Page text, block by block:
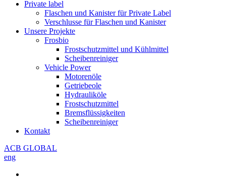
Private label
Flaschen und Kanister für Private Label
Verschlusse für Flaschen und Kanister
Unsere Projekte
Frosbio
Frostschutzmittel und Kühlmittel
Scheibenreiniger
Vehicle Power
Motorenöle
Getriebeole
Hydrauliköle
Frostschutzmittel
Bremsflüssigkeiten
Scheibenreiniger
Kontakt
ACB GLOBAL
eng